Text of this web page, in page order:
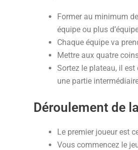
Former au minimum
équipe ou plus
Chaque équipe va
Mettre aux quatre
Sortez le plateau, il
une partie
Déroulement de
Le premier joueur est
Vous commencez le